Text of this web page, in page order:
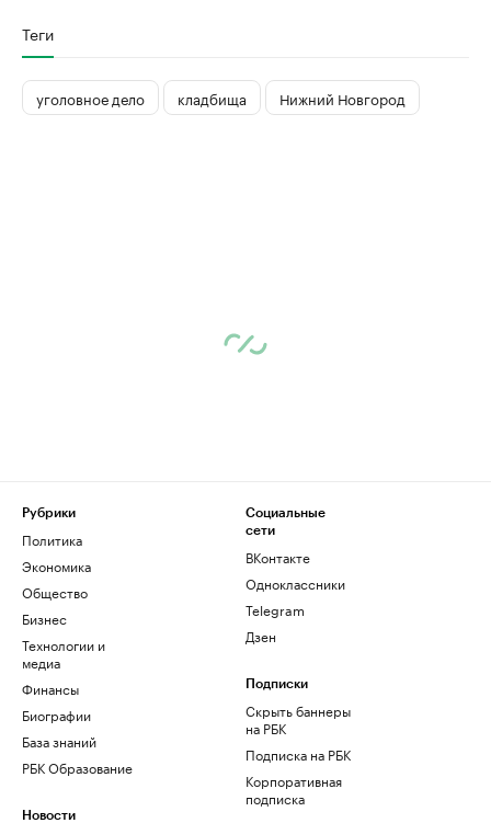
Теги
уголовное дело кладбища Нижний Новгород
Рубрики
Политика
Экономика
Общество
Бизнес
Технологии и
медиа
Финансы
Биографии
База знаний
РБК Образование
Новости
Социальные
сети
ВКонтакте
Одноклассники
Telegram
Дзен
Подписки
Скрыть баннеры
на РБК
Подписка на РБК
Корпоративная
подписка